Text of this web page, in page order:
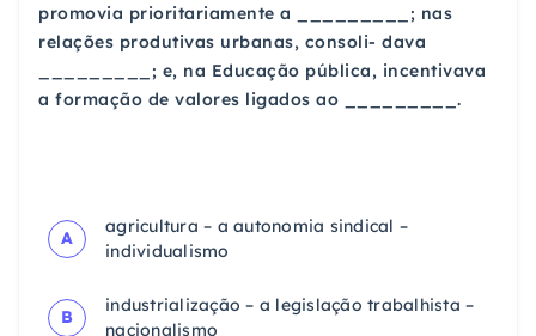
promovia prioritariamente a _________; nas
relações produtivas urbanas, consoli- dava
_________; e, na Educação pública, incentivava
a formação de valores ligados ao _________.
A
agricultura – a autonomia sindical –
individualismo
B
industrialização – a legislação trabalhista –
nacionalismo